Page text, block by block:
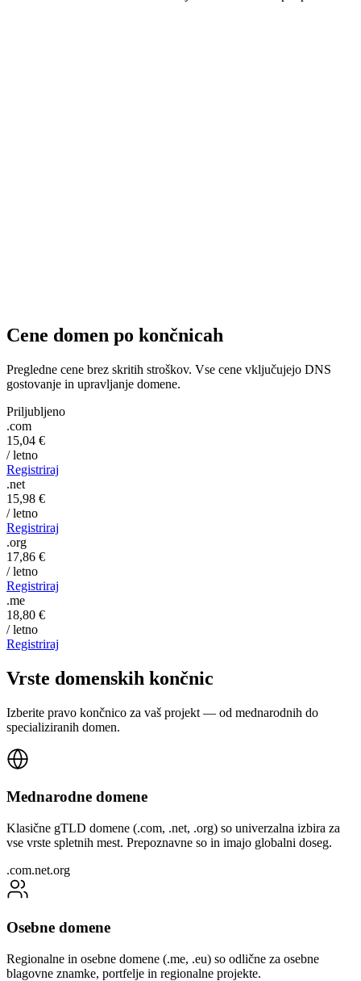
Cene domen po končnicah
Pregledne cene brez skritih stroškov. Vse cene vključujejo DNS
gostovanje in upravljanje domene.
Priljubljeno
.com
15,04 €
/ letno
Registriraj
.net
15,98 €
/ letno
Registriraj
.org
17,86 €
/ letno
Registriraj
.me
18,80 €
/ letno
Registriraj
Vrste domenskih končnic
Izberite pravo končnico za vaš projekt — od mednarodnih do
specializiranih domen.
Mednarodne domene
Klasične gTLD domene (.com, .net, .org) so univerzalna izbira za
vse vrste spletnih mest. Prepoznavne so in imajo globalni doseg.
.com.net.org
Osebne domene
Regionalne in osebne domene (.me, .eu) so odlične za osebne
blagovne znamke, portfelje in regionalne projekte.